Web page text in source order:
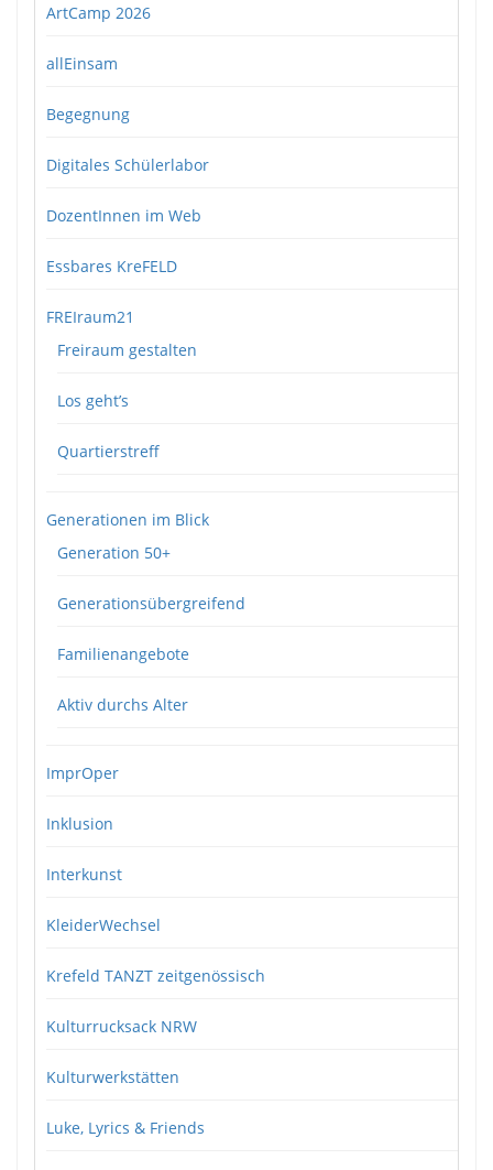
ArtCamp 2026
allEinsam
Begegnung
Digitales Schülerlabor
DozentInnen im Web
Essbares KreFELD
FREIraum21
Freiraum gestalten
Los geht’s
Quartierstreff
Generationen im Blick
Generation 50+
Generationsübergreifend
Familienangebote
Aktiv durchs Alter
ImprOper
Inklusion
Interkunst
KleiderWechsel
Krefeld TANZT zeitgenössisch
Kulturrucksack NRW
Kulturwerkstätten
Luke, Lyrics & Friends